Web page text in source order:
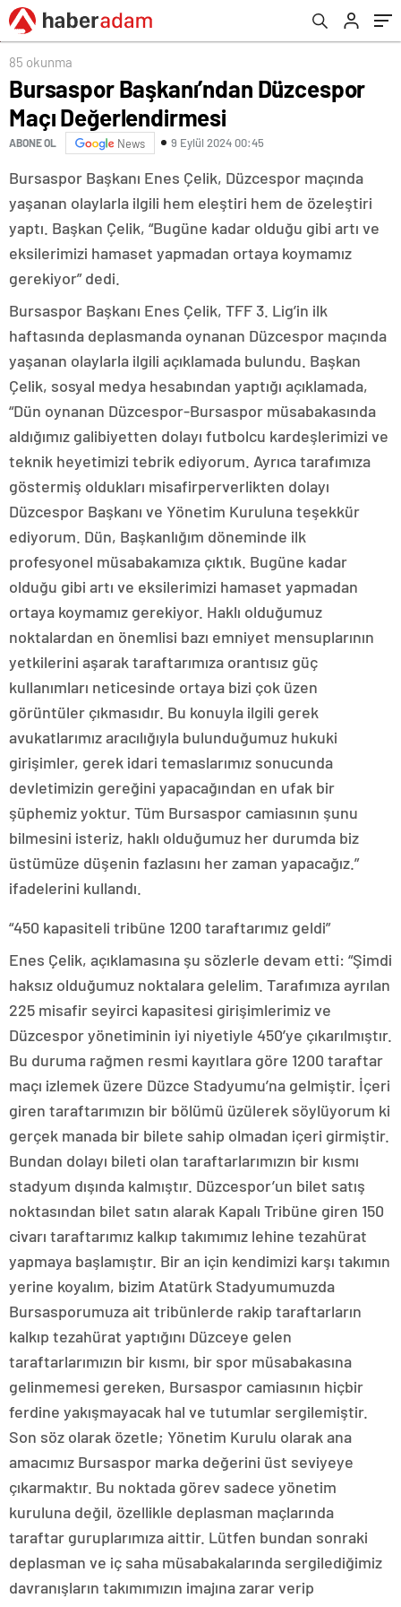
85 okunma
Bursaspor Başkanı’ndan Düzcespor
Maçı Değerlendirmesi
ABONE OL News 9 Eylül 2024 00:45
Bursaspor Başkanı Enes Çelik, Düzcespor maçında
yaşanan olaylarla ilgili hem eleştiri hem de özeleştiri
yaptı. Başkan Çelik, “Bugüne kadar olduğu gibi artı ve
eksilerimizi hamaset yapmadan ortaya koymamız
gerekiyor” dedi.
Bursaspor Başkanı Enes Çelik, TFF 3. Lig’in ilk
haftasında deplasmanda oynanan Düzcespor maçında
yaşanan olaylarla ilgili açıklamada bulundu. Başkan
Çelik, sosyal medya hesabından yaptığı açıklamada,
“Dün oynanan Düzcespor-Bursaspor müsabakasında
aldığımız galibiyetten dolayı futbolcu kardeşlerimizi ve
teknik heyetimizi tebrik ediyorum. Ayrıca tarafımıza
göstermiş oldukları misafirperverlikten dolayı
Düzcespor Başkanı ve Yönetim Kuruluna teşekkür
ediyorum. Dün, Başkanlığım döneminde ilk
profesyonel müsabakamıza çıktık. Bugüne kadar
olduğu gibi artı ve eksilerimizi hamaset yapmadan
ortaya koymamız gerekiyor. Haklı olduğumuz
noktalardan en önemlisi bazı emniyet mensuplarının
yetkilerini aşarak taraftarımıza orantısız güç
kullanımları neticesinde ortaya bizi çok üzen
görüntüler çıkmasıdır. Bu konuyla ilgili gerek
avukatlarımız aracılığıyla bulunduğumuz hukuki
girişimler, gerek idari temaslarımız sonucunda
devletimizin gereğini yapacağından en ufak bir
şüphemiz yoktur. Tüm Bursaspor camiasının şunu
bilmesini isteriz, haklı olduğumuz her durumda biz
üstümüze düşenin fazlasını her zaman yapacağız.”
ifadelerini kullandı.
“450 kapasiteli tribüne 1200 taraftarımız geldi”
Enes Çelik, açıklamasına şu sözlerle devam etti: “Şimdi
haksız olduğumuz noktalara gelelim. Tarafımıza ayrılan
225 misafir seyirci kapasitesi girişimlerimiz ve
Düzcespor yönetiminin iyi niyetiyle 450’ye çıkarılmıştır.
Bu duruma rağmen resmi kayıtlara göre 1200 taraftar
maçı izlemek üzere Düzce Stadyumu’na gelmiştir. İçeri
giren taraftarımızın bir bölümü üzülerek söylüyorum ki
gerçek manada bir bilete sahip olmadan içeri girmiştir.
Bundan dolayı bileti olan taraftarlarımızın bir kısmı
stadyum dışında kalmıştır. Düzcespor’un bilet satış
noktasından bilet satın alarak Kapalı Tribüne giren 150
civarı taraftarımız kalkıp takımımız lehine tezahürat
yapmaya başlamıştır. Bir an için kendimizi karşı takımın
yerine koyalım, bizim Atatürk Stadyumumuzda
Bursasporumuza ait tribünlerde rakip taraftarların
kalkıp tezahürat yaptığını Düzceye gelen
taraftarlarımızın bir kısmı, bir spor müsabakasına
gelinmemesi gereken, Bursaspor camiasının hiçbir
ferdine yakışmayacak hal ve tutumlar sergilemiştir.
Son söz olarak özetle; Yönetim Kurulu olarak ana
amacımız Bursaspor marka değerini üst seviyeye
çıkarmaktır. Bu noktada görev sadece yönetim
kuruluna değil, özellikle deplasman maçlarında
taraftar guruplarımıza aittir. Lütfen bundan sonraki
deplasman ve iç saha müsabakalarında sergilediğimiz
davranışların takımımızın imajına zarar verip